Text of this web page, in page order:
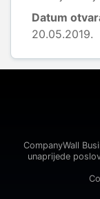
Datum
20.05.2019.
CompanyWall
unaprijede